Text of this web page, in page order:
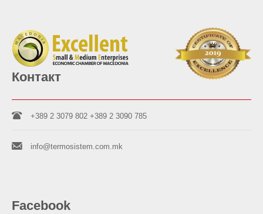
Контакт
+389 2 3079 802 +389 2 3090 785
info@termosistem.com.mk
Facebook